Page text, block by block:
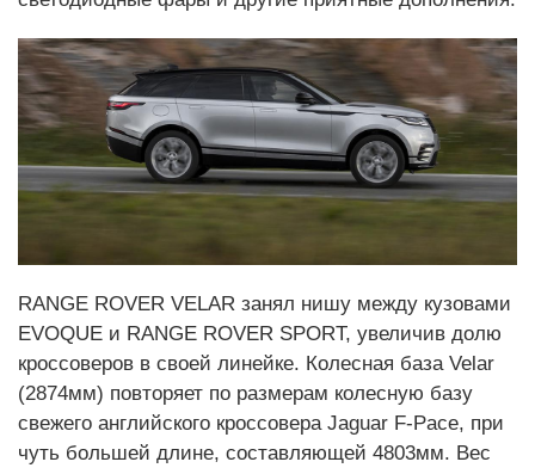
RANGE ROVER VELAR занял нишу между кузовами
EVOQUE и RANGE ROVER SPORT, увеличив долю
кроссоверов в своей линейке. Колесная база Velar
(2874мм) повторяет по размерам колесную базу
свежего английского кроссовера Jaguar F-Pace, при
чуть большей длине, составляющей 4803мм. Вес